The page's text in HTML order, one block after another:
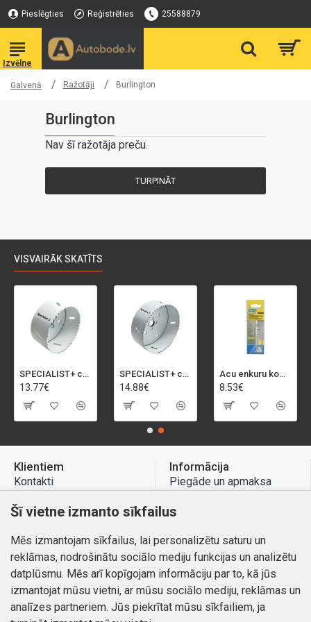
Pieslēgties Reģistrēties 25588879
Galvenā Ražotāji Burlington
Burlington
Nav šī ražotāja preču.
TURPINĀT
VISVAIRĀK SKATĪTS
SPECIALIST+ caurumu zāģis BI-METAL, 92 mm
13.77€
SPECIALIST+ caurumu zāģis BI-METAL, 98 mm
14.88€
Acu enkuru komplekts, 3-13 mm, Rapid, 12 gab.
8.53€
Klientiem
Kontakti
Preču atgriešana
Mans profils
Pasūtījumi
Informācija
Piegāde un apmaksa
Atteikuma tiesības
Kontakti
Šī vietne izmanto sīkfailus
Mēs izmantojam sīkfailus, lai personalizētu saturu un
reklāmas, nodrošinātu sociālo mediju funkcijas un analizētu
datplūsmu. Mēs arī kopīgojam informāciju par to, kā jūs
izmantojat mūsu vietni, ar mūsu sociālo mediju, reklāmas un
analīzes partneriem. Jūs piekrītat mūsu sīkfailiem, ja